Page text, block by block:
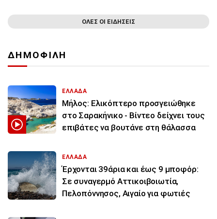
ΟΛΕΣ ΟΙ ΕΙΔΗΣΕΙΣ
ΔΗΜΟΦΙΛΗ
ΕΛΛΑΔΑ
Μήλος: Ελικόπτερο προσγειώθηκε
στο Σαρακήνικο - Βίντεο δείχνει τους
επιβάτες να βουτάνε στη θάλασσα
ΕΛΛΑΔΑ
Έρχονται 39άρια και έως 9 μποφόρ:
Σε συναγερμό Αττικοιβοιωτία,
Πελοπόννησος, Αιγαίο για φωτιές